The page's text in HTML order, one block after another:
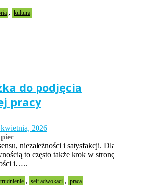
, kultura
do podjęcia
pracy
2026
niezależności i satysfakcji. Dla
to często także krok w stronę
i…..
, self adwokaci , praca